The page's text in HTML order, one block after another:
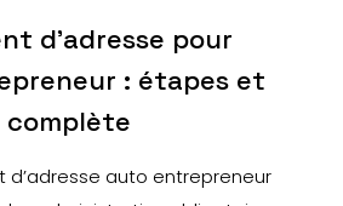
d’adresse pour
: étapes et
complète
d’adresse auto entrepreneur